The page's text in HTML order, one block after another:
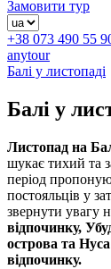
Замовити тур
+38 073 490 55
anytour
Балі у листопаді
Балі у
Листопад на
шукає тихий та
період
постояльців у
звернути увагу
відпочинку,
острова та
відпочинку.